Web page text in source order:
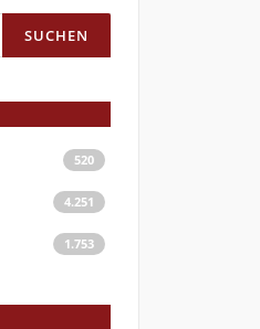
520
4.251
1.753